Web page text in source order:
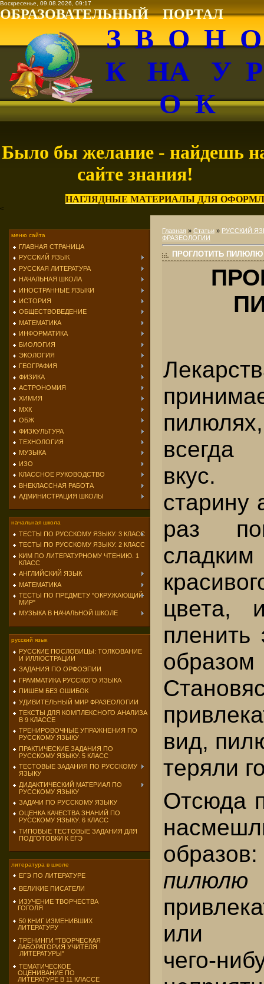
Воскресенье, 09.08.2026, 09:17
ОБРАЗОВАТЕЛЬНЫЙ ПОРТАЛ
З В О Н
К НА У
О К
Было бы желание - найдешь
сайте знания!
НАГЛЯДНЫЕ МАТЕРИАЛЫ ДЛЯ
<
меню сайта
ГЛАВНАЯ СТРАНИЦА
РУССКИЙ ЯЗЫК
РУССКАЯ ЛИТЕРАТУРА
НАЧАЛЬНАЯ ШКОЛА
ИНОСТРАННЫЕ ЯЗЫКИ
ИСТОРИЯ
ОБЩЕСТВОВЕДЕНИЕ
МАТЕМАТИКА
ИНФОРМАТИКА
БИОЛОГИЯ
ЭКОЛОГИЯ
ГЕОГРАФИЯ
ФИЗИКА
АСТРОНОМИЯ
ХИМИЯ
МХК
ОБЖ
ФИЗКУЛЬТУРА
ТЕХНОЛОГИЯ
МУЗЫКА
ИЗО
КЛАССНОЕ РУКОВОДСТВО
ВНЕКЛАССНАЯ РАБОТА
АДМИНИСТРАЦИЯ ШКОЛЫ
начальная школа
ТЕСТЫ ПО РУССКОМУ ЯЗЫКУ. 3 КЛАСС
ТЕСТЫ ПО РУССКОМУ ЯЗЫКУ. 2 КЛАСС
КИМ ПО ЛИТЕРАТУРНОМУ ЧТЕНИЮ. 1
КЛАСС
АНГЛИЙСКИЙ ЯЗЫК
МАТЕМАТИКА
ТЕСТЫ ПО ПРЕДМЕТУ "ОКРУЖАЮЩИЙ
МИР"
МУЗЫКА В НАЧАЛЬНОЙ ШКОЛЕ
русский язык
РУССКИЕ ПОСЛОВИЦЫ: ТОЛКОВАНИЕ
И ИЛЛЮСТРАЦИИ
ЗАДАНИЯ ПО ОРФОЭПИИ
ГРАММАТИКА РУССКОГО ЯЗЫКА
ПИШЕМ БЕЗ ОШИБОК
УДИВИТЕЛЬНЫЙ МИР ФРАЗЕОЛОГИИ
ТЕКСТЫ ДЛЯ КОМПЛЕКСНОГО АНАЛИЗА
В 9 КЛАССЕ
ТРЕНИРОВОЧНЫЕ УПРАЖНЕНИЯ ПО
РУССКОМУ ЯЗЫКУ
ПРАКТИЧЕСКИЕ ЗАДАНИЯ ПО
РУССКОМУ ЯЗЫКУ. 5 КЛАСС
ТЕСТОВЫЕ ЗАДАНИЯ ПО РУССКОМУ
ЯЗЫКУ
ДИДАКТИЧЕСКИЙ МАТЕРИАЛ ПО
РУССКОМУ ЯЗЫКУ
ЗАДАЧИ ПО РУССКОМУ ЯЗЫКУ
ОЦЕНКА КАЧЕСТВА ЗНАНИЙ ПО
РУССКОМУ ЯЗЫКУ. 6 КЛАСС
ТИПОВЫЕ ТЕСТОВЫЕ ЗАДАНИЯ ДЛЯ
ПОДГОТОВКИ К ЕГЭ
литература в школе
ЕГЭ ПО ЛИТЕРАТУРЕ
ВЕЛИКИЕ ПИСАТЕЛИ
ИЗУЧЕНИЕ ТВОРЧЕСТВА
ГОГОЛЯ
50 КНИГ ИЗМЕНИВШИХ
ЛИТЕРАТУРУ
ТРЕНИНГИ "ТВОРЧЕСКАЯ
ЛАБОРАТОРИЯ УЧИТЕЛЯ
ЛИТЕРАТУРЫ"
ТЕМАТИЧЕСКОЕ
ОЦЕНИВАНИЕ ПО
ЛИТЕРАТУРЕ В 11 КЛАССЕ
Главная » Статьи » РУССКИЙ
ФРАЗЕОЛОГИИ
ПРОГЛОТИТЬ ПИЛЮЛЮ
вкус.
старину
раз
цвета,
пленить
вид,
теряли
Отсюда
или
чего-